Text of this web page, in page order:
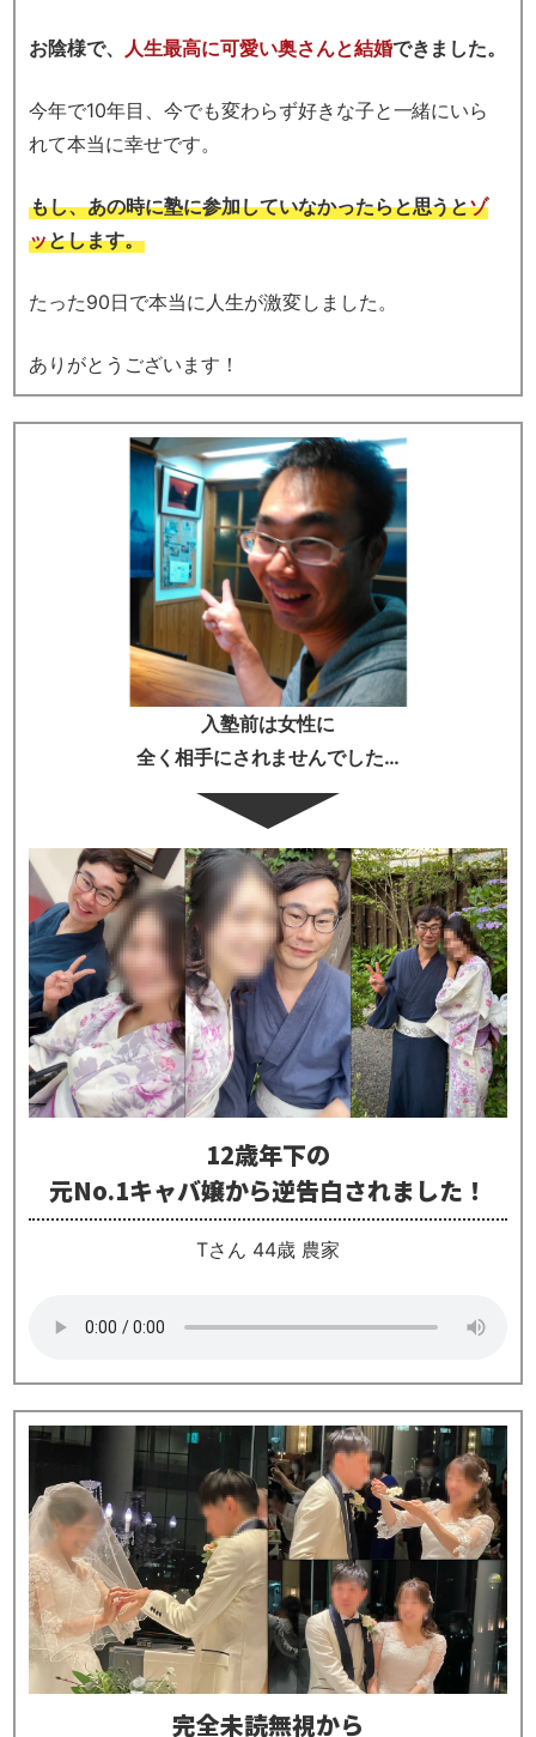
お陰様で、 人生最高に可愛い奥さんと結婚できました。
今年で10年目、今でも変わらず好きな子と一緒にいら
れて本当に幸せです。
もし、あの時に塾に参加していなかったらと思うとゾ
ッとします。
たった90日で本当に人生が激変しました。
ありがとうございます！
入塾前は女性に
全く相手にされませんでした…
12歳年下の
元No.1キャバ嬢から逆告白されました！
Tさん 44歳 農家
完全未読無視から